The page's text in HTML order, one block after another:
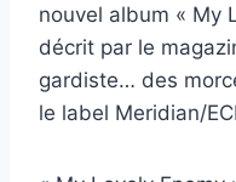
nouvel album « My
décrit par le
gardiste… des
le label Meridian/